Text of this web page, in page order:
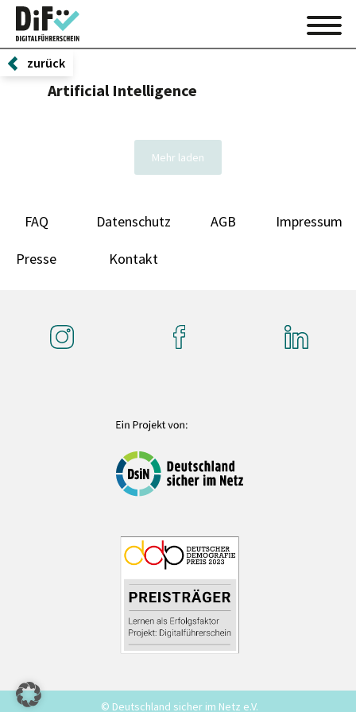
zurück
Artificial Intelligence
Mehr laden
FAQ Datenschutz AGB Impressum
Presse Kontakt
© Deutschland sicher im Netz e.V.